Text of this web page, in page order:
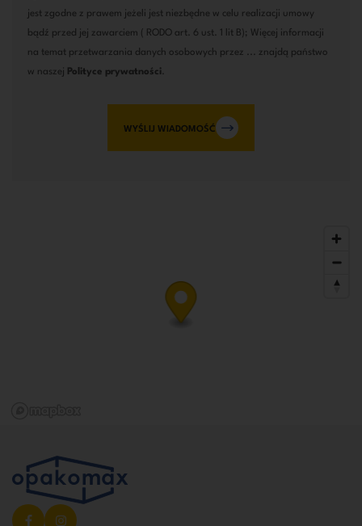
jest zgodne z prawem jeżeli jest niezbędne w celu realizacji umowy
bądź przed jej zawarciem ( RODO art. 6 ust. 1 lit B); Więcej informacji
na temat przetwarzania danych osobowych przez ... znajdą państwo
w naszej Polityce prywatności .
WYŚLIJ WIADOMOŚĆ